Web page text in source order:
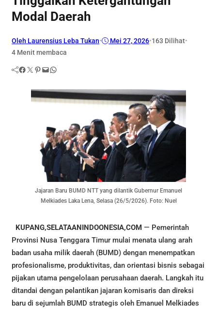
Modal Daerah
Oleh Laurensius Leba Tukan• Mei 27, 2026•163 Dilihat•
4 Menit membaca
Facebook Twitter Pinterest Mail WhatsApp
Jajaran Baru BUMD NTT yang dilantik Gubernur Emanuel
Melkiades Laka Lena, Selasa (26/5/2026). Foto: Nuel
KUPANG,SELATAANINDOONESIA,COM — Pemerintah
Provinsi Nusa Tenggara Timur mulai menata ulang arah
badan usaha milik daerah (BUMD) dengan menempatkan
profesionalisme, produktivitas, dan orientasi bisnis sebagai
pijakan utama pengelolaan perusahaan daerah. Langkah itu
ditandai dengan pelantikan jajaran komisaris dan direksi
baru di sejumlah BUMD strategis oleh Emanuel Melkiades